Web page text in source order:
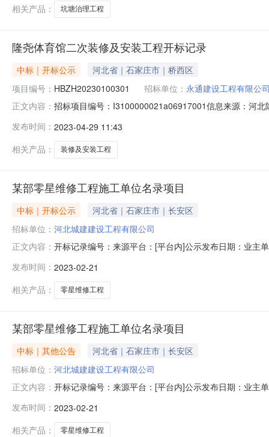
相关产品：
坑塘治理工程
隆尧体育馆二次装修及安装工程开标记录
中标｜开标公示
河北省｜石家庄市｜桥西区
项目编号： HBZH20230100301 招标单位： 永通建设工程有限公
正文内容： 招标项目编号：I3100000021a06917001信息来源：河
间：2023-04-2809:30序号投标人名称投标报价（元）项
发布时间： 2023-04-29 11:43
相关产品：
装修及安装工程
某部零星维修工程施工单位名录项目
中标｜开标公示
河北省｜石家庄市｜长安区
招标单位： 河北城建建设工程有限公司
正文内容： 开标记录编号：来源平台：[平台内]公示发布日期：业主
24层会议室序号投标单位名称统一社会信用代码工期投
一照代码-->
发布时间： 2023-02-21
相关产品：
零星维修工程
某部零星维修工程施工单位名录项目
中标｜其他公告
河北省｜石家庄市｜长安区
招标单位： 河北城建建设工程有限公司
正文内容： 开标记录编号：来源平台：[平台内]公示发布日期：业主
24层会议室序号投标单位名称统一社会信用代码工期投
一照代码-->
发布时间： 2023-02-21
相关产品：
零星维修工程